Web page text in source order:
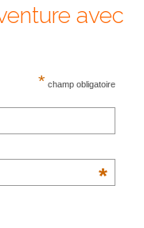
avec
* champ obligatoire
*